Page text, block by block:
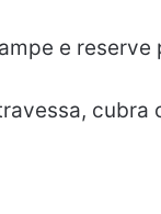
e reserve